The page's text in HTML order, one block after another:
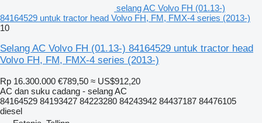
selang AC Volvo FH (01.13-)
84164529 untuk tractor head Volvo FH, FM, FMX-4 series (2013-)
10
Selang AC Volvo FH (01.13-) 84164529 untuk tractor head
Volvo FH, FM, FMX-4 series (2013-)
Rp 16.300.000 €789,50 ≈ US$912,20
AC dan suku cadang - selang AC
84164529 84193427 84223280 84243942 84437187 84476105
diesel